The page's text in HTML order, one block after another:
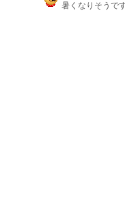
暑くなりそうで